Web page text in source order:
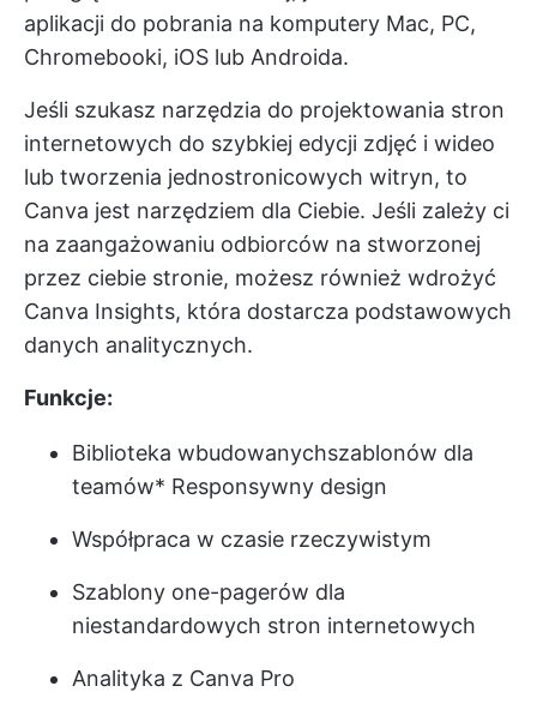
aplikacji do pobrania na komputery Mac, PC,
Chromebooki, iOS lub Androida.
Jeśli szukasz narzędzia do projektowania stron
internetowych do szybkiej edycji zdjęć i wideo
lub tworzenia jednostronicowych witryn, to
Canva jest narzędziem dla Ciebie. Jeśli zależy ci
na zaangażowaniu odbiorców na stworzonej
przez ciebie stronie, możesz również wdrożyć
Canva Insights, która dostarcza podstawowych
danych analitycznych.
Funkcje:
Biblioteka wbudowanychszablonów dla
teamów* Responsywny design
Współpraca w czasie rzeczywistym
Szablony one-pagerów dla
niestandardowych stron internetowych
Analityka z Canva Pro